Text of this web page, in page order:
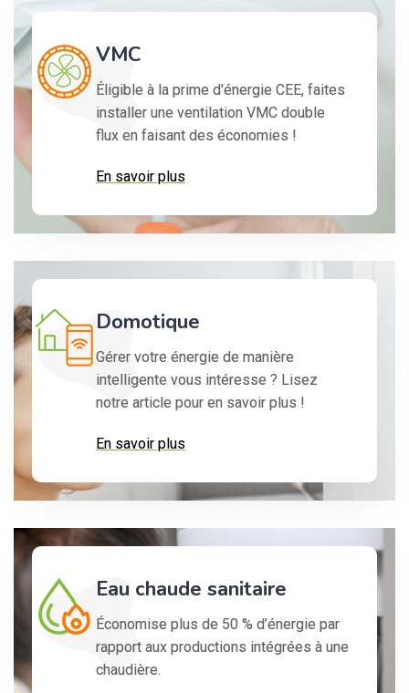
VMC
Éligible à la prime d'énergie CEE, faites
installer une ventilation VMC double
flux en faisant des économies !
En savoir plus
Domotique
Gérer votre énergie de manière
intelligente vous intéresse ? Lisez
notre article pour en savoir plus !
En savoir plus
Eau chaude sanitaire
Économise plus de 50 % d’énergie par
rapport aux productions intégrées à une
chaudière.